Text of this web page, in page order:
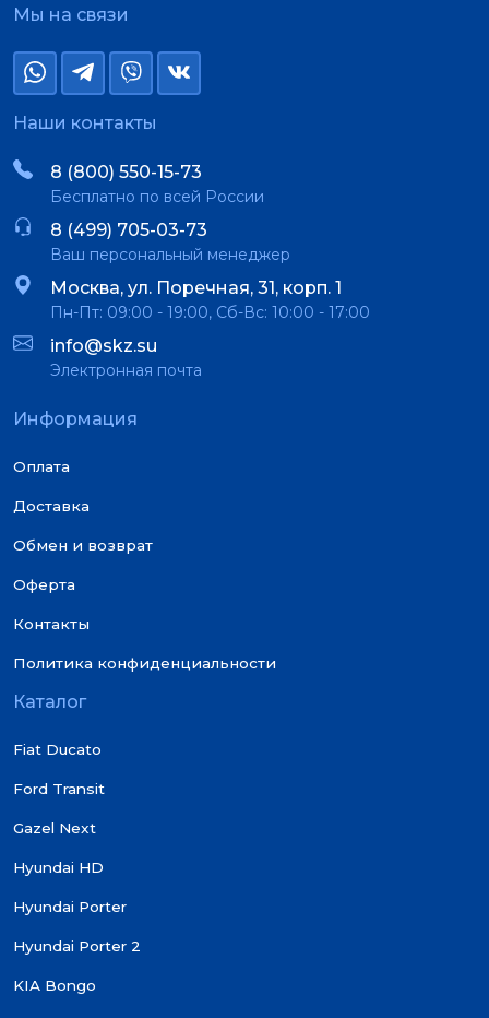
Мы на связи
Наши контакты
8 (800) 550-15-73
Бесплатно по всей России
8 (499) 705-03-73
Ваш персональный менеджер
Москва, ул. Поречная, 31, корп. 1
Пн-Пт: 09:00 - 19:00, Сб-Вс: 10:00 - 17:00
info@skz.su
Электронная почта
Информация
Оплата
Доставка
Обмен и возврат
Оферта
Контакты
Политика конфиденциальности
Каталог
Fiat Ducato
Ford Transit
Gazel Next
Hyundai HD
Hyundai Porter
Hyundai Porter 2
KIA Bongo